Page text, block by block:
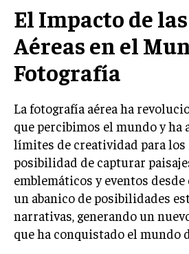
El Impacto de
Aéreas en el
Fotografía
La fotografía aérea ha
que percibimos el mundo y ha
límites de creatividad para los
posibilidad de capturar
emblemáticos y eventos
un abanico de posibilidades
narrativas, generando un
que ha conquistado el mundo